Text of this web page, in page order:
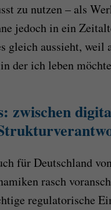
zu nutzen – als
jedoch in ein
gleich aussieht, weil
der ich leben
zwischen
für Deutschland
rasch
regulatorische